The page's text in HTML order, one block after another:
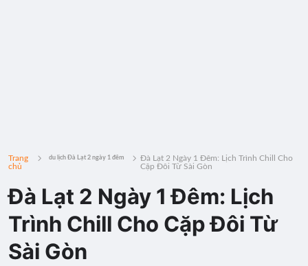
Trang
chủ
du lịch Đà Lạt 2 ngày 1 đêm
Đà Lạt 2 Ngày 1 Đêm: Lịch Trình Chill Cho
Cặp Đôi Từ Sài Gòn
Đà Lạt 2 Ngày 1 Đêm: Lịch
Trình Chill Cho Cặp Đôi Từ
Sài Gòn